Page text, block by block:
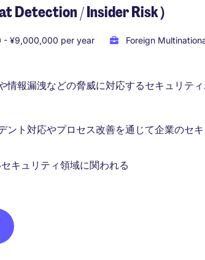
Detection / Insider Risk）
- ¥9,000,000 per year
Foreign
情報漏洩などの脅威に対応するセキュリテ
ント対応やプロセス改善を通じて企業のセ
キュリティ領域に関われる